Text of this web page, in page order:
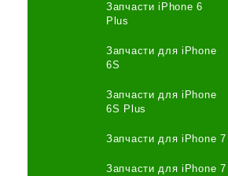
Запчасти iPhone 6
Plus
Запчасти для iPhone
6S
Запчасти для iPhone
6S Plus
Запчасти для iPhone 7
Запчасти для iPhone 7